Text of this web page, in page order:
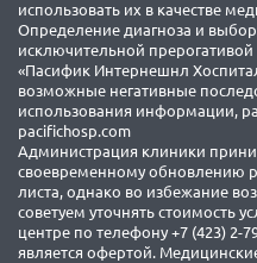
использовать их в качестве
Определение диагноза и
исключительной
«Пасифик Интернешнл
возможные негативные
использования информации,
pacifichosp.com
Администрация клиники
своевременному обновлению
листа, однако во избежание
советуем уточнять стоимость
центре по телефону +7 (423) 2-
является офертой.